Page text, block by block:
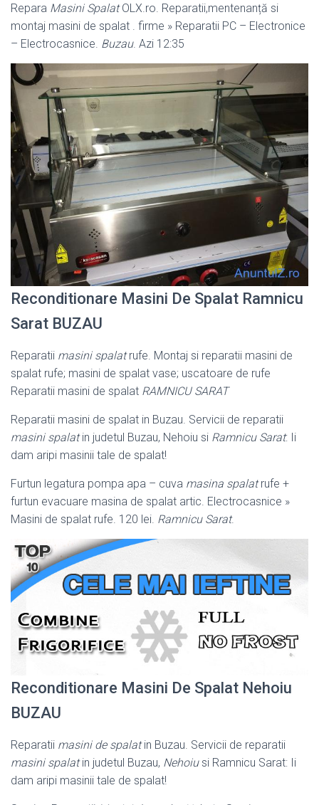
Repara Masini SpalatOLX.ro. Reparatii,mentenanță si
montaj masini de spalat . firme » Reparatii PC – Electronice
– Electrocasnice. Buzau. Azi 12:35
Reconditionare Masini De Spalat Ramnicu
Sarat BUZAU
Reparatii masini spalatrufe. Montaj si reparatii masini de
spalat rufe; masini de spalat vase; uscatoare de rufe
Reparatii masini de spalat RAMNICU SARAT
Reparatii masini de spalat in Buzau. Servicii de reparatii
masini spalatin judetul Buzau, Nehoiu si Ramnicu Sarat: Ii
dam aripi masinii tale de spalat!
Furtun legatura pompa apa – cuva masina spalatrufe +
furtun evacuare masina de spalat artic. Electrocasnice »
Masini de spalat rufe. 120 lei. Ramnicu Sarat.
Reconditionare Masini De Spalat Nehoiu
BUZAU
Reparatii masini de spalatin Buzau. Servicii de reparatii
masini spalatin judetul Buzau, Nehoiusi Ramnicu Sarat: Ii
dam aripi masinii tale de spalat!